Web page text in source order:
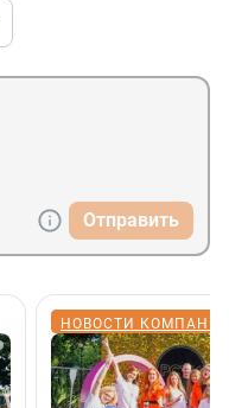
Отправить
НОВОСТИ